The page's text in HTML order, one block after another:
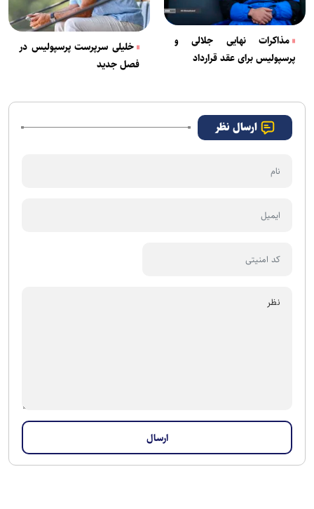
مذاکرات نهایی جلالی و
پرسپولیس برای عقد قرارداد
خلیلی سرپرست پرسپولیس در
فصل جدید
ارسال نظر